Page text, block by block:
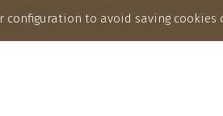
configuration to avoid saving cookies